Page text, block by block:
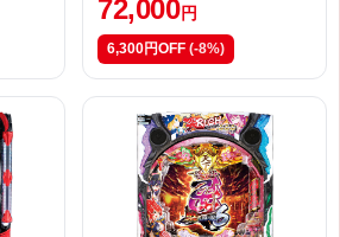
72,000円
6,300円OFF (-8%)